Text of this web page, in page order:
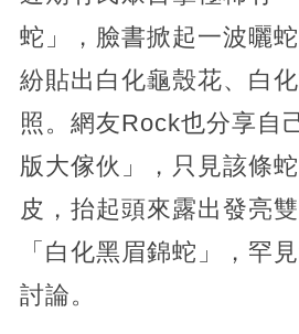
蛇」，臉書掀起一波曬
紛貼出白化龜殼花、白
照。網友Rock也分享自
版大傢伙」，只見該條
皮，抬起頭來露出發亮
「白化黑眉錦蛇」，罕
討論。